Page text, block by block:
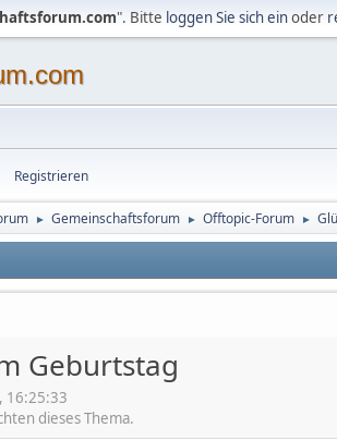
". Bitte loggen Sie sich einoder
Registrieren
► Gemeinschaftsforum ► Offtopic-Forum ►
Geburtstag
16:25:33
dieses Thema.